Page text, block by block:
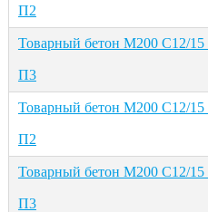
П2
Товарный бетон М200 С12/15
П3
Товарный бетон М200 С12/15
П2
Товарный бетон М200 С12/15
П3